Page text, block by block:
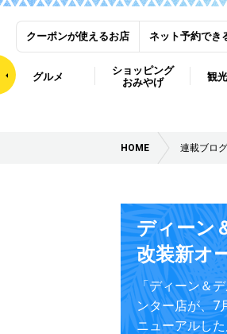
クーポンが使えるお店 ネット予約でき
グルメ
ショッピング
おみやげ
観
HOME 連載ブログ
ディーン
改装新オ
「ディーン＆
ンター店が、7
ニューアルし